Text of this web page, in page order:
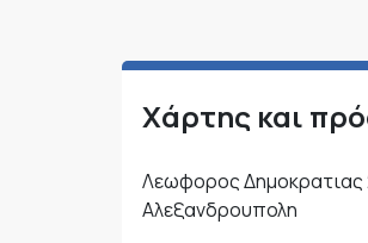
Χάρτης και
Λεωφορος Δημοκρατιας
Αλεξανδρουπολη